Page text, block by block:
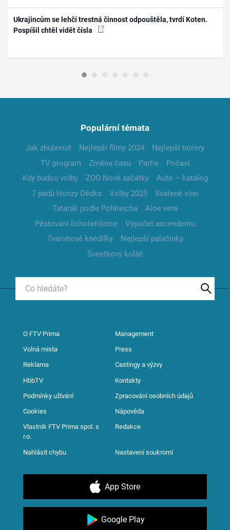
Ukrajincům se lehčí trestná činnost odpouštěla, tvrdí Koten.
Pospíšil chtěl vidět čísla
Populární témata
Jak zhubnout Nejlepší filmy 2024
Nejlepší horory
TV program
Změna času Partie
Počasí
Kdy budou volby
ZOO Nové začátky
Auto – katalog
7 pádů Honzy Dědka
Volby 2025
Svařené víno
Tatarák podle Pohlreicha
Aloe vera
Pěstování lichořeřišnice
Výpočet ascendentu
Tvarohové knedlíky
Nejlepší palačinky
Švestkový koláč
O FTV Prima Management
Volná místa Press
Reklama Castingy a výzvy
HbbTV Kontakty
Podmínky užívání Zpracování osobních údajů
Cookies Nápověda
Vlastník FTV Prima spol. s
r.o.
Redakce
Nahlásit chybu Nastavení soukromí
App Store
Google Play